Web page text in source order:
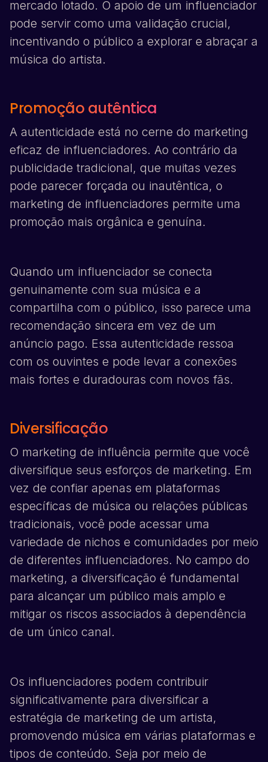
mercado lotado. O apoio de um influenciador
pode servir como uma validação crucial,
incentivando o público a explorar e abraçar a
música do artista.
Promoção autêntica
A autenticidade está no cerne do marketing
eficaz de influenciadores. Ao contrário da
publicidade tradicional, que muitas vezes
pode parecer forçada ou inautêntica, o
marketing de influenciadores permite uma
promoção mais orgânica e genuína.
Quando um influenciador se conecta
genuinamente com sua música e a
compartilha com o público, isso parece uma
recomendação sincera em vez de um
anúncio pago. Essa autenticidade ressoa
com os ouvintes e pode levar a conexões
mais fortes e duradouras com novos fãs.
Diversificação
O marketing de influência permite que você
diversifique seus esforços de marketing. Em
vez de confiar apenas em plataformas
específicas de música ou relações públicas
tradicionais, você pode acessar uma
variedade de nichos e comunidades por meio
de diferentes influenciadores. No campo do
marketing, a diversificação é fundamental
para alcançar um público mais amplo e
mitigar os riscos associados à dependência
de um único canal.
Os influenciadores podem contribuir
significativamente para diversificar a
estratégia de marketing de um artista,
promovendo música em várias plataformas e
tipos de conteúdo. Seja por meio de